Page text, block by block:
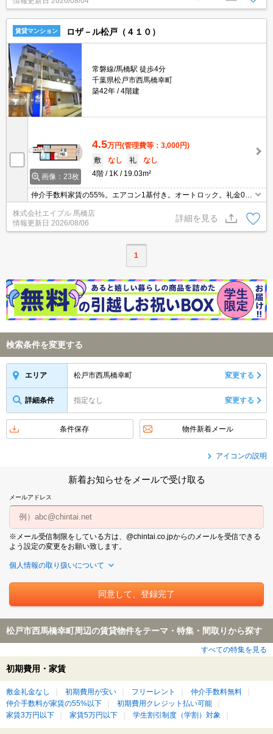
有。
賃貸マンション ロザ－ル松戸（４１０）
常磐線/馬橋駅 徒歩4分
千葉県松戸市西馬橋幸町
築42年
4階建
画像：23枚
4.5万円(管理費等：3,000円)
敷
なし 礼
なし
4階
1K 19.03m²
仲介手数料家賃の55%。エアコン1基付き。オートロック。礼金0・
敷金0。オール電化。下駄箱有り。「エイブル学割」で仲介手数料
家賃の0.55ヶ月分より10％ＯＦＦ。最上階。駐輪場有。物入あり。
株式会社エイブル 馬橋店
情報更新日 2026/08/06
詳細を見る
1
検索条件を変更する
エリア 松戸市西馬橋幸町 変更する
詳細条件 指定なし 変更する
条件保存 物件新着メール
アイコンの説明
新着お知らせをメールで受け取る
メールアドレス
※メール受信制限をしている方は、@chintai.co.jpからのメールを受信できる
よう設定の変更をお願い致します。
個人情報の取り扱いについて
松戸市西馬橋幸町周辺の賃貸物件をテーマ・特集・間取りから探す
すべての特集を見る
初期費用・家賃
敷金礼金なし 初期費用が安い フリーレント
仲介手数料無料
仲介手数料が家賃の55%以下
初期費用クレジット払い可能
家賃3万円以下
家賃5万円以下 学生割引制度（学割）対象